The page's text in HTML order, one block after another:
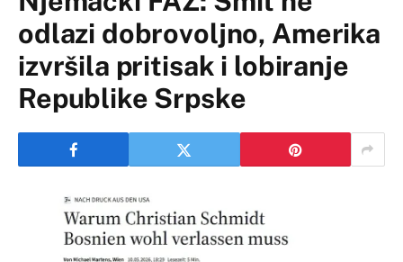
odlazi dobrovoljno, Amerika
izvršila pritisak i lobiranje
Republike Srpske